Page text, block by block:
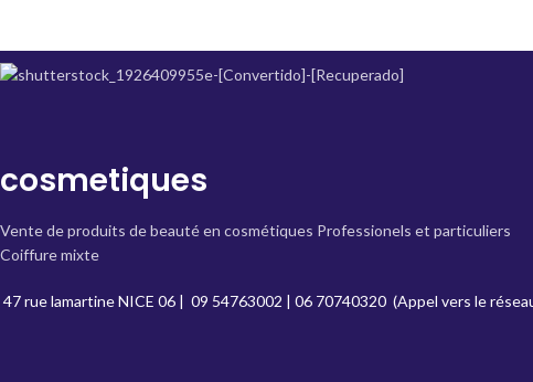
cosmetiques
Vente de produits de beauté en cosmétiques Professionels et particuliers
Coiffure mixte
47 rue lamartine NICE 06 | 09 54763002 | 06 70740320 (Appel vers le